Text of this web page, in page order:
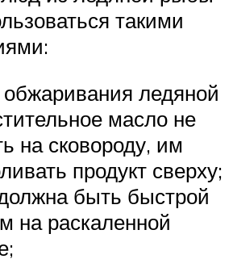
такими
ледяной
масло не
на сковороду, им
продукт сверху;
быть быстрой
на раскаленной